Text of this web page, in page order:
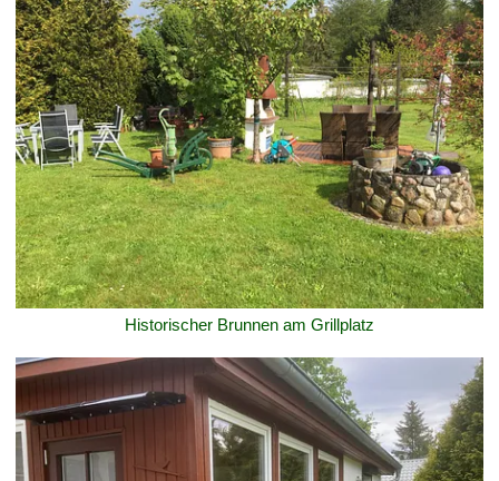
Historischer Brunnen am Grillplatz